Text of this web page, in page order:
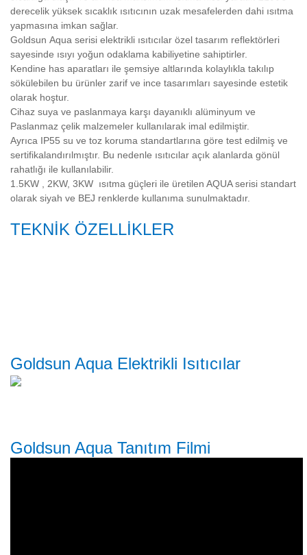
derecelik yüksek sıcaklık ısıtıcının uzak mesafelerden dahi ısıtma
yapmasına imkan sağlar.
Goldsun Aqua serisi elektrikli ısıtıcılar özel tasarım reflektörleri
sayesinde ısıyı yoğun odaklama kabiliyetine sahiptirler.
Kendine has aparatları ile şemsiye altlarında kolaylıkla takılıp
sökülebilen bu ürünler zarif ve ince tasarımları sayesinde estetik
olarak hoştur.
Cihaz suya ve paslanmaya karşı dayanıklı alüminyum ve
Paslanmaz çelik malzemeler kullanılarak imal edilmiştir.
Ayrıca IP55 su ve toz koruma standartlarına göre test edilmiş ve
sertifikalandırılmıştır. Bu nedenle ısıtıcılar açık alanlarda gönül
rahatlığı ile kullanılabilir.
1.5KW , 2KW, 3KW ısıtma güçleri ile üretilen AQUA serisi standart
olarak siyah ve BEJ renklerde kullanıma sunulmaktadır.
TEKNİK ÖZELLİKLER
Goldsun Aqua Elektrikli Isıtıcılar
Goldsun Aqua Tanıtım Filmi